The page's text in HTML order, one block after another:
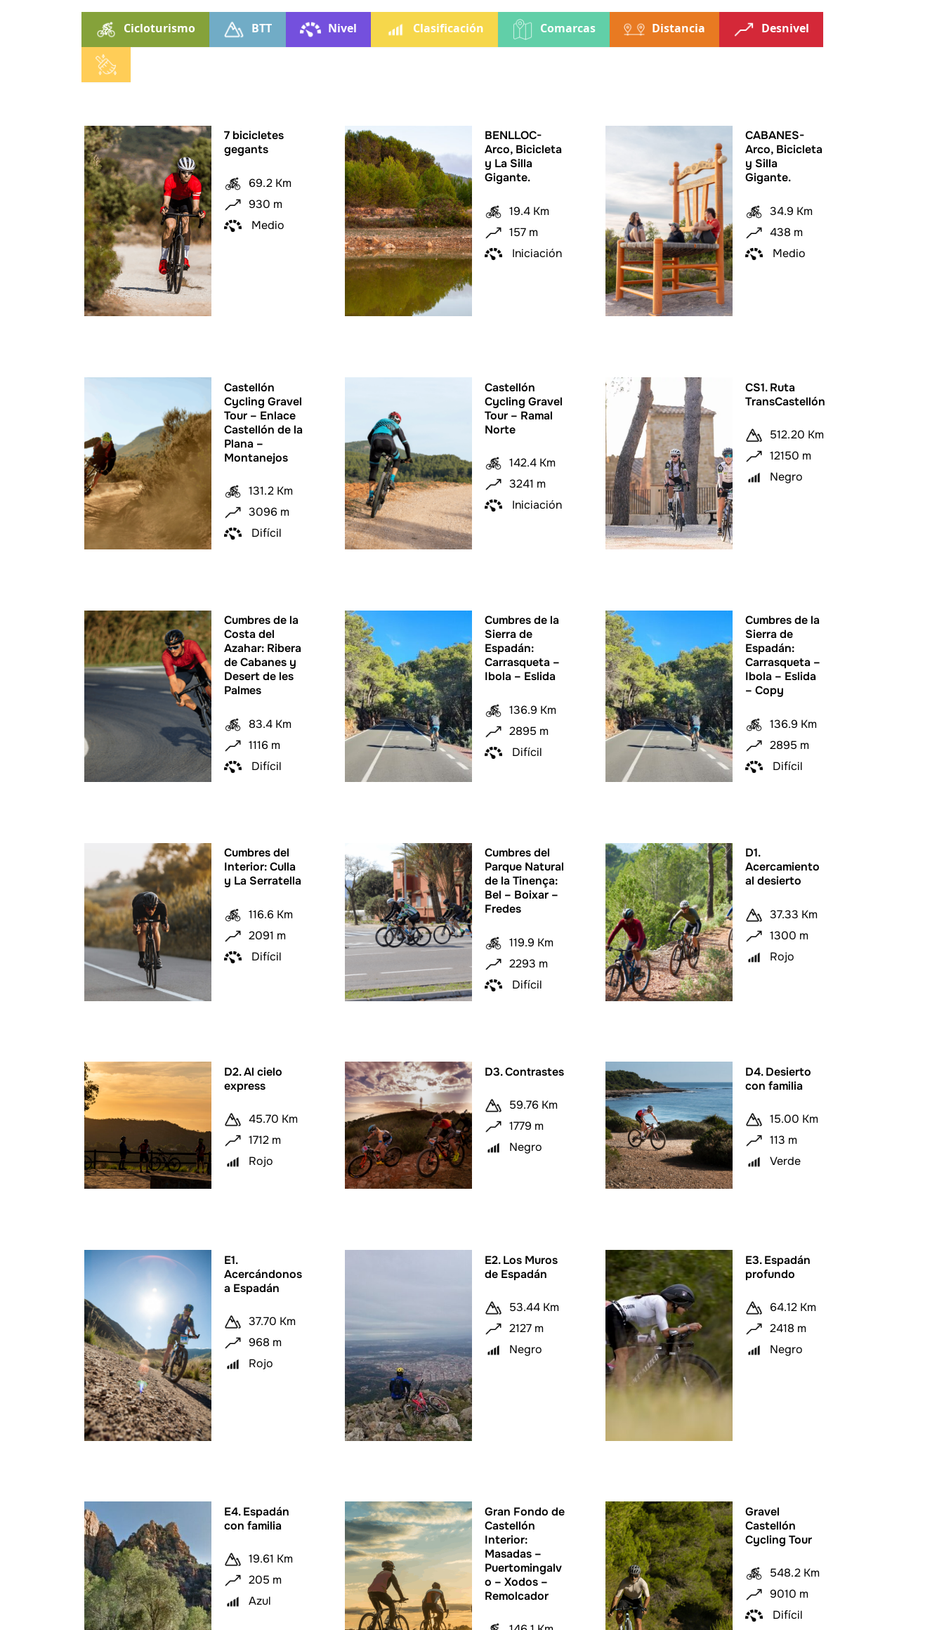
Cicloturismo BTT Nivel Clasificación Comarcas Distancia Desnivel
7 bicicletes
gegants
69.2 Km
930 m
Medio
BENLLOC-
Arco, Bicicleta
y La Silla
Gigante.
19.4 Km
157 m
Iniciación
CABANES-
Arco, Bicicleta
y Silla
Gigante.
34.9 Km
438 m
Medio
Castellón
Cycling Gravel
Tour – Enlace
Castellón de la
Plana –
Montanejos
131.2 Km
3096 m
Difícil
Castellón
Cycling Gravel
Tour – Ramal
Norte
142.4 Km
3241 m
Iniciación
CS1. Ruta
TransCastellón
512.20 Km
12150 m
Negro
Cumbres de la
Costa del
Azahar: Ribera
de Cabanes y
Desert de les
Palmes
83.4 Km
1116 m
Difícil
Cumbres de la
Sierra de
Espadán:
Carrasqueta –
Ibola – Eslida
136.9 Km
2895 m
Difícil
Cumbres de la
Sierra de
Espadán:
Carrasqueta –
Ibola – Eslida
– Copy
136.9 Km
2895 m
Difícil
Cumbres del
Interior: Culla
y La Serratella
116.6 Km
2091 m
Difícil
Cumbres del
Parque Natural
de la Tinença:
Bel – Boixar –
Fredes
119.9 Km
2293 m
Difícil
D1.
Acercamiento
al desierto
37.33 Km
1300 m
Rojo
D2. Al cielo
express
45.70 Km
1712 m
Rojo
D3. Contrastes
59.76 Km
1779 m
Negro
D4. Desierto
con familia
15.00 Km
113 m
Verde
E1.
Acercándonos
a Espadán
37.70 Km
968 m
Rojo
E2. Los Muros
de Espadán
53.44 Km
2127 m
Negro
E3. Espadán
profundo
64.12 Km
2418 m
Negro
E4. Espadán
con familia
19.61 Km
205 m
Azul
Gran Fondo de
Castellón
Interior:
Masadas –
Puertomingalv
o – Xodos –
Remolcador
Gravel
Castellón
Cycling Tour
548.2 Km
9010 m
Difícil